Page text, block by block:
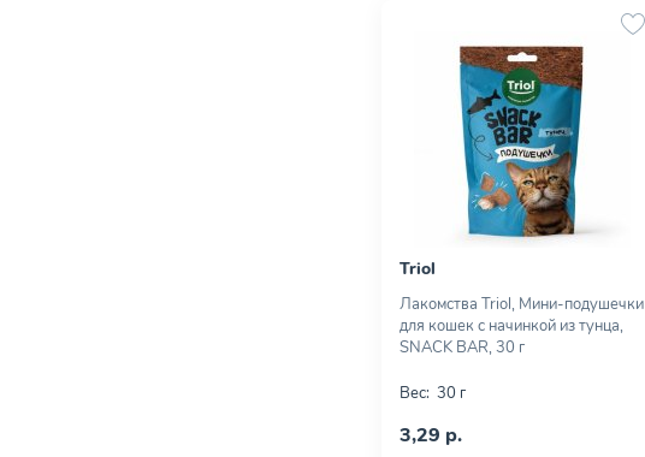
Triol
Лакомства Triol, Мини-подушечки
для кошек с начинкой из тунца,
SNACK BAR, 30 г
Вес: 30 г
3,29 р.